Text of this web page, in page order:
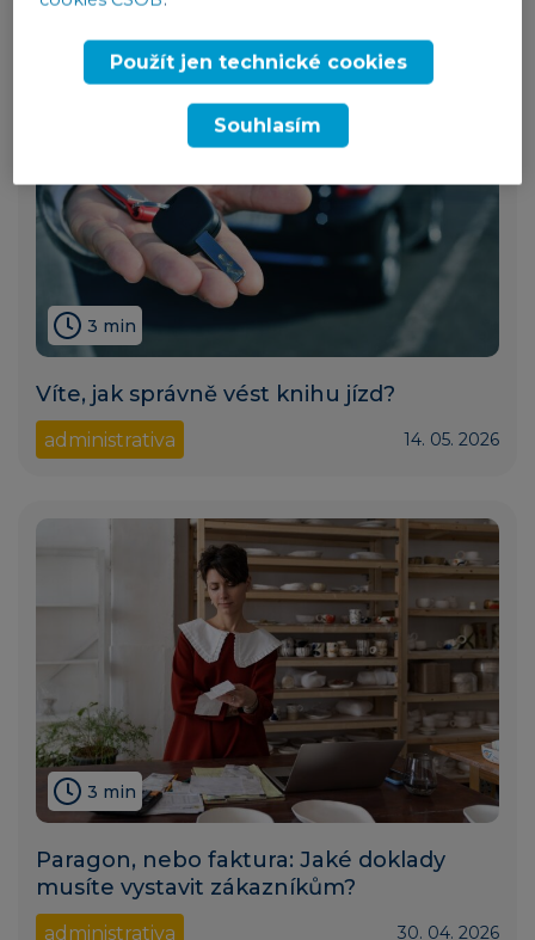
3 min
Víte, jak správně vést knihu jízd?
administrativa 14. 05. 2026
3 min
Paragon, nebo faktura: Jaké doklady
musíte vystavit zákazníkům?
administrativa 30. 04. 2026
Použít jen technické cookies
Souhlasím